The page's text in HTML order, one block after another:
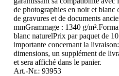
de photographies en noir et blanc
de gravures et de documents
mmGrammage : 1340 g/
blanc naturelPrix par paquet de
importante concernant la
dimensions, un supplément de
et sera affiché dans le panier.
Art.-Nr.: 93953